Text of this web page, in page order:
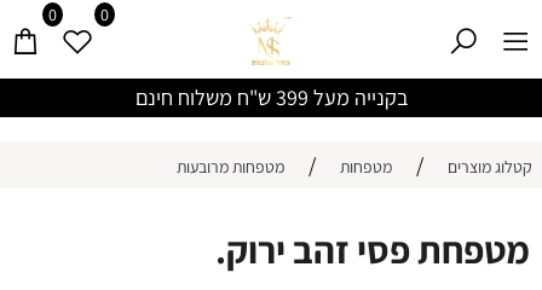
בקנייה מעל 399 ש"ח משלוח חינם
0 0
קטלוג מוצרים / מטפחות / מטפחות מרובעות
מטפחת פסי זהב ירוק.